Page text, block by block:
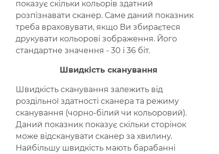
показує скільки кольорів здатний
розпізнавати сканер. Саме даний показник
треба враховувати, якщо Ви збираєтеся
друкувати кольорові зображення. Його
стандартне значення - 30 і 36 біт.
Швидкість сканування
Швидкість сканування залежить від
роздільної здатності сканера та режиму
сканування (чорно-білий чи кольоровий).
Даний показник показує скільки сторінок
може відсканувати сканер за хвилину.
Найбільшу швидкість мають барабанні